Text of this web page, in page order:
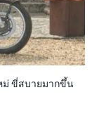
ม่ ขี่สบายมากขึ้น